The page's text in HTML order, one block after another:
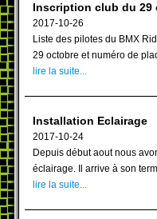
Inscription club du 29
2017-10-26
Liste des pilotes du BMX
29 octobre et numéro de
lire la suite...
Installation Eclairage
2017-10-24
Depuis début aout nous
éclairage. Il arrive à son
lire la suite...